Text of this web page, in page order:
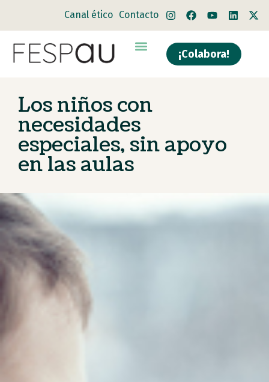
Canal ético Contacto
¡Colabora!
Los niños con
necesidades
especiales, sin apoyo
en las aulas